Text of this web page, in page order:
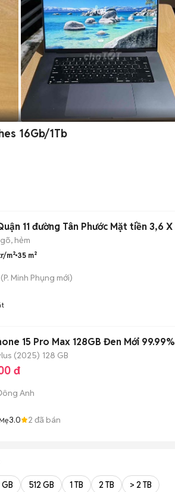
16Gb/1Tb
11 đường Tân Phước Mặt tiền 3,6
hẻm
m² 35 m²
(P. Minh Phụng mới)
15 Pro Max 128GB Đen Mới 99.99%
(2025) 128 GB
đ
Anh
3.0 2 đã bán
512 GB 1 TB 2 TB > 2 TB